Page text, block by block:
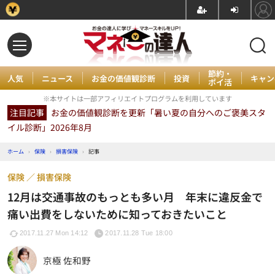
人気 ニュース お金の価値観診断 投資 節約・
ポイ活 キャ
※本サイトは一部アフィリエイトプログラムを利用しています
注目記事 お金の価値観診断を更新「暑い夏の自分へのご褒美スタ
イル診断」2026年8月
ホーム › 保険 › 損害保険 › 記事
12月は交通事故のもっとも多い月 年末に違反金で
痛い出費をしないために知っておきたいこと
保険 損害保険
2017.11.27 Mon 14:12 2017.11.28 Tue 18:00
京極 佐和野